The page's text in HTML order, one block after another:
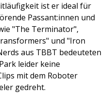
ist er ideal für
Passant:innen und
"The Terminator",
und "Iron
aus TBBT bedeuteten
leider keine
mit dem Roboter
gedreht.